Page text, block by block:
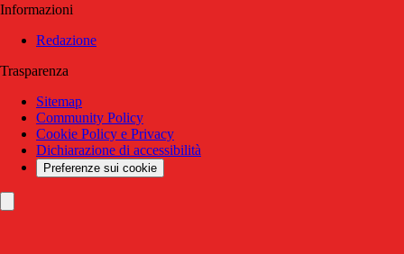
Informazioni
Redazione
Trasparenza
Sitemap
Community Policy
Cookie Policy e Privacy
Dichiarazione di accessibilità
Preferenze sui cookie